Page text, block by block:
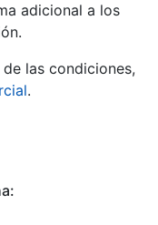
adicional a los
las condiciones,
.